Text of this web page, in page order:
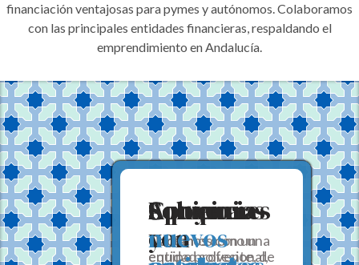
financiación ventajosas para pymes y autónomos. Colaboramos
con las principales entidades financieras, respaldando el
emprendimiento en Andalucía.
Solvencia
Nacemos como una
entidad solvente, de
Equipo
Contamos con un
equipo profesional,
Soluciones
y
Convenios
con
Apoyo a
nuevos